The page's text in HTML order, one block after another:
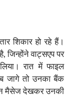
शिकार हो रहे हैं।
जिन्होंने वाट्सएप पर
रात में फाइल
जागे तो उनका बैंक
मैसेज देखकर उनकी